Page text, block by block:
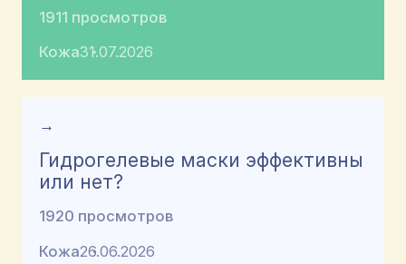
1911 просмотров
Кожа31.07.2026
→
Гидрогелевые маски эффективны
или нет?
1920 просмотров
Кожа26.06.2026